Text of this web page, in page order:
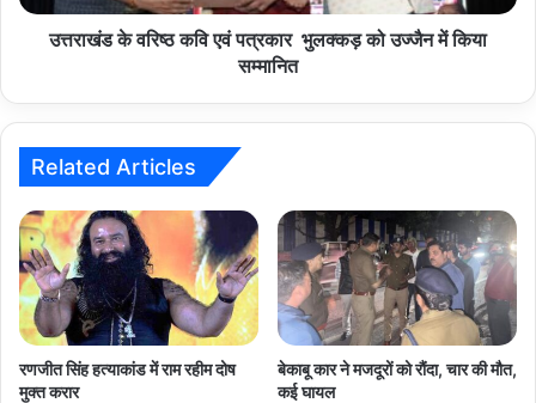
उज्जैन
उत्तराखंड के वरिष्ठ कवि एवं पत्रकार भुलक्कड़ को उज्जैन में किया
सम्मानित
Related Articles
रणजीत सिंह हत्याकांड में राम रहीम दोष
मुक्त करार
बेकाबू कार ने मजदूरों को रौंदा, चार की मौत,
कई घायल